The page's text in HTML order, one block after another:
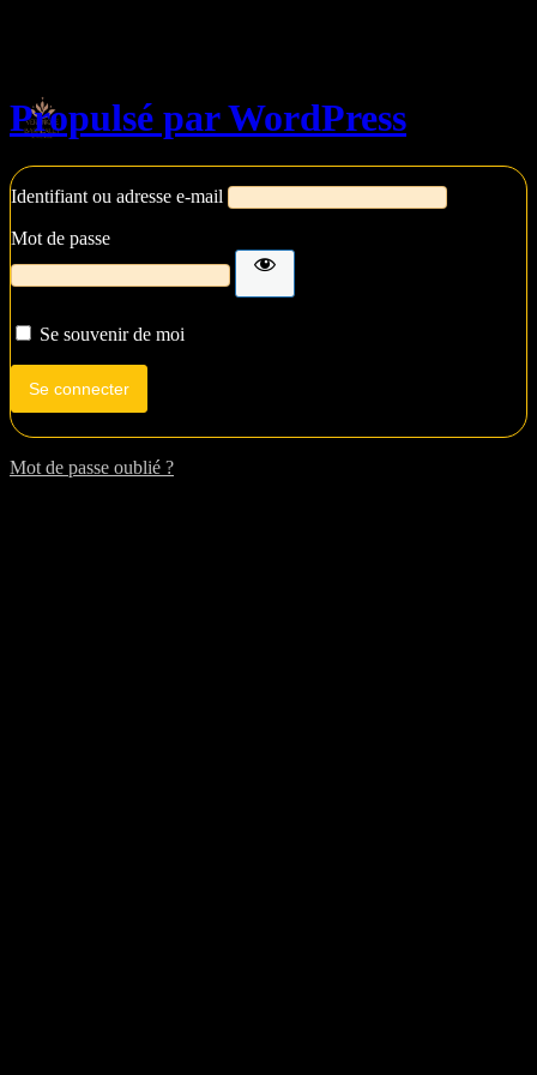
Propulsé par WordPress
Identifiant ou adresse e-mail
Mot de passe
Se souvenir de moi
Mot de passe oublié ?